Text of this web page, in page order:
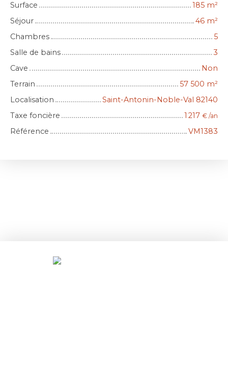
Surface
185 m²
Séjour
46 m²
Chambres
5
Salle de bains
3
Cave
Non
Terrain
57 500 m²
Localisation
Saint-Antonin-Noble-Val 82140
Taxe foncière
1 217 € /an
Référence VM1383